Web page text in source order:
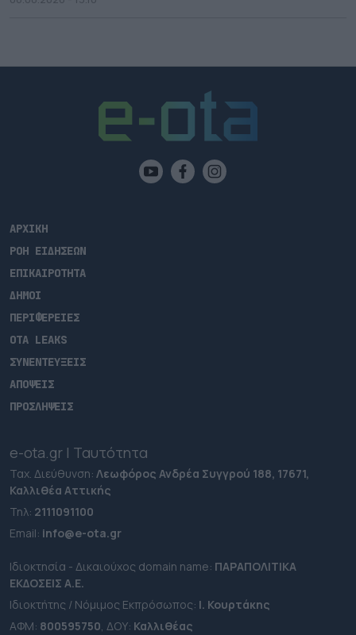
ΑΡΧΙΚΗ
ΡΟΗ ΕΙΔΗΣΕΩΝ
ΕΠΙΚΑΙΡΟΤΗΤΑ
ΔΗΜΟΙ
ΠΕΡΙΦΕΡΕΙΕΣ
OTA LEAKS
ΣΥΝΕΝΤΕΥΞΕΙΣ
ΑΠΟΨΕΙΣ
ΠΡΟΣΛΗΨΕΙΣ
e-ota.gr | Ταυτότητα
Ταχ. Διεύθυνση: Λεωφόρος Ανδρέα Συγγρού 188, 17671,
Καλλιθέα Αττικής
Τηλ: 2111091100
Εmail: info@e-ota.gr
Ιδιοκτησία - Δικαιούχος domain name: ΠΑΡΑΠΟΛΙΤΙΚΑ
ΕΚΔΟΣΕΙΣ A.E.
Ιδιοκτήτης / Νόμιμος Εκπρόσωπος: Ι. Κουρτάκης
ΑΦΜ: 800595750, ΔΟΥ: Καλλιθέας